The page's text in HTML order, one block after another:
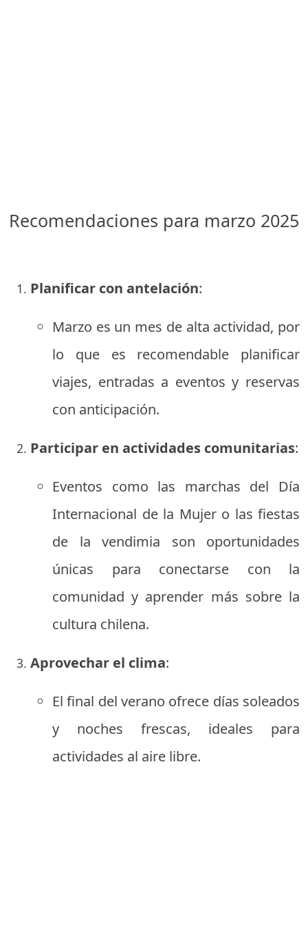
Recomendaciones para marzo 2025
Planificar con antelación:
Marzo es un mes de alta actividad, por
lo que es recomendable planificar
viajes, entradas a eventos y reservas
con anticipación.
Participar en actividades comunitarias:
Eventos como las marchas del Día
Internacional de la Mujer o las fiestas
de la vendimia son oportunidades
únicas para conectarse con la
comunidad y aprender más sobre la
cultura chilena.
Aprovechar el clima:
El final del verano ofrece días soleados
y noches frescas, ideales para
actividades al aire libre.